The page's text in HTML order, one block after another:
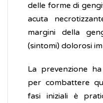
delle forme di
acuta
margini della
(sintomi) dolorosi
La prevenzione
per combattere
fasi iniziali è